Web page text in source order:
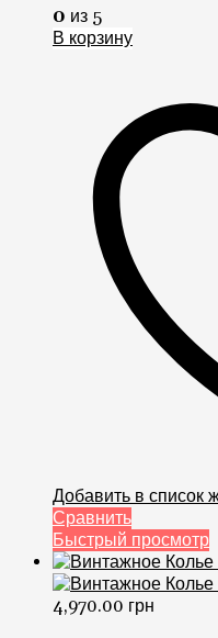
0 из 5
В корзину
Добавить в список
Сравнить
Быстрый просмотр
4,970.00 грн